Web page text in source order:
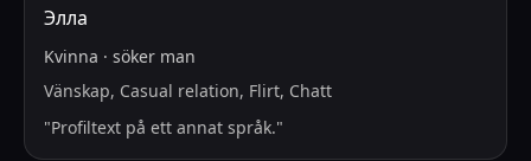
Элла
Kvinna · söker man
Vänskap, Casual relation, Flirt, Chatt
"Profiltext på ett annat språk."